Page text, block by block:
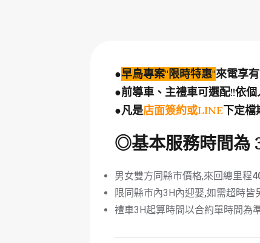
●早鳥專案"限時特惠"來電享
●前導車、主禮車可選配!!依個
●凡是店面簽約或LINE下定檔
◎基本服務時間為
男女雙方同縣市價格,來回總里程
限同縣市內3H內迎娶,如需超時皆
禮車3H起算時間以合約單時間為